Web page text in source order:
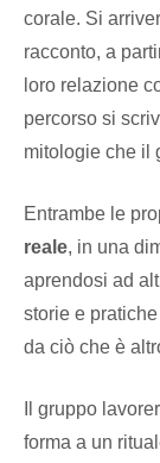
corale. Si
racconto, a
loro relazione
percorso si
mitologie che il
Entrambe le
reale, in una
aprendosi ad
storie e
da ciò che è
Il gruppo
forma a un